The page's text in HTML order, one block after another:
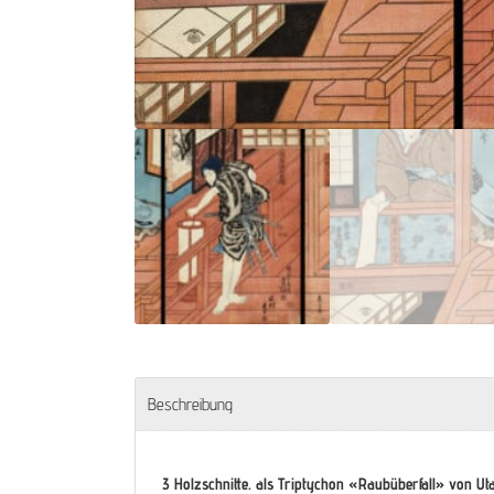
Beschreibung
3 Holzschnitte. als Triptychon «Raubüberfall» von